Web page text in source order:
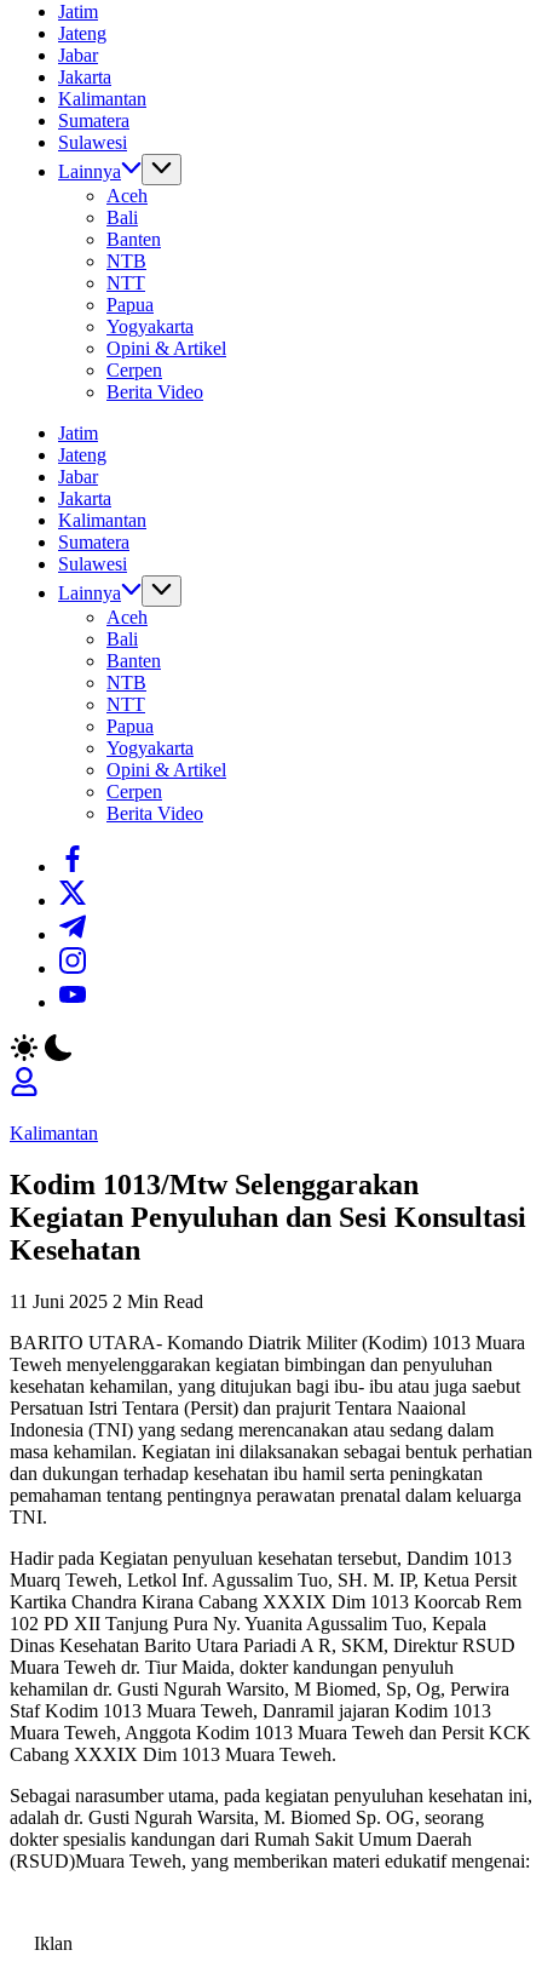
Dunia
Tanpa
Batas
Informasi
Dunia
Tanpa
Batas
Jatim
Jateng
Jabar
Jakarta
Kalimantan
Sumatera
Sulawesi
Lainnya
Aceh
Bali
Banten
NTB
NTT
Papua
Yogyakarta
Opini & Artikel
Cerpen
Berita Video
Jatim
Jateng
Jabar
Jakarta
Kalimantan
Sumatera
Sulawesi
Lainnya
Aceh
Bali
Banten
NTB
NTT
Papua
Yogyakarta
Opini & Artikel
Cerpen
Berita Video
https://www.facebook.com/
https://twitter.com/
https://t.me/
https://www.instagram.com/
https://youtube.com/
Kalimantan
Kodim 1013/Mtw Selenggarakan
Kegiatan Penyuluhan dan Sesi Konsultasi
Kesehatan
11 Juni 2025 2 Min Read
BARITO UTARA- Komando Diatrik Militer (Kodim) 1013 Muara
Teweh menyelenggarakan kegiatan bimbingan dan penyuluhan
kesehatan kehamilan, yang ditujukan bagi ibu- ibu atau juga saebut
Persatuan Istri Tentara (Persit) dan prajurit Tentara Naaional
Indonesia (TNI) yang sedang merencanakan atau sedang dalam
masa kehamilan. Kegiatan ini dilaksanakan sebagai bentuk perhatian
dan dukungan terhadap kesehatan ibu hamil serta peningkatan
pemahaman tentang pentingnya perawatan prenatal dalam keluarga
TNI.
Hadir pada Kegiatan penyuluan kesehatan tersebut, Dandim 1013
Muarq Teweh, Letkol Inf. Agussalim Tuo, SH. M. IP, Ketua Persit
Kartika Chandra Kirana Cabang XXXIX Dim 1013 Koorcab Rem
102 PD XII Tanjung Pura Ny. Yuanita Agussalim Tuo, Kepala
Dinas Kesehatan Barito Utara Pariadi A R, SKM, Direktur RSUD
Muara Teweh dr. Tiur Maida, dokter kandungan penyuluh
kehamilan dr. Gusti Ngurah Warsito, M Biomed, Sp, Og, Perwira
Staf Kodim 1013 Muara Teweh, Danramil jajaran Kodim 1013
Muara Teweh, Anggota Kodim 1013 Muara Teweh dan Persit KCK
Cabang XXXIX Dim 1013 Muara Teweh.
Sebagai narasumber utama, pada kegiatan penyuluhan kesehatan ini,
adalah dr. Gusti Ngurah Warsita, M. Biomed Sp. OG, seorang
dokter spesialis kandungan dari Rumah Sakit Umum Daerah
(RSUD)Muara Teweh, yang memberikan materi edukatif mengenai:
Iklan